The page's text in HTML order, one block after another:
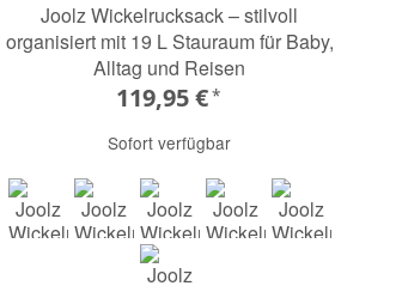
Joolz Wickelrucksack – stilvoll
organisiert mit 19 L Stauraum für Baby,
Alltag und Reisen
119,95 €*
Sofort verfügbar
hazel browndark navy blue